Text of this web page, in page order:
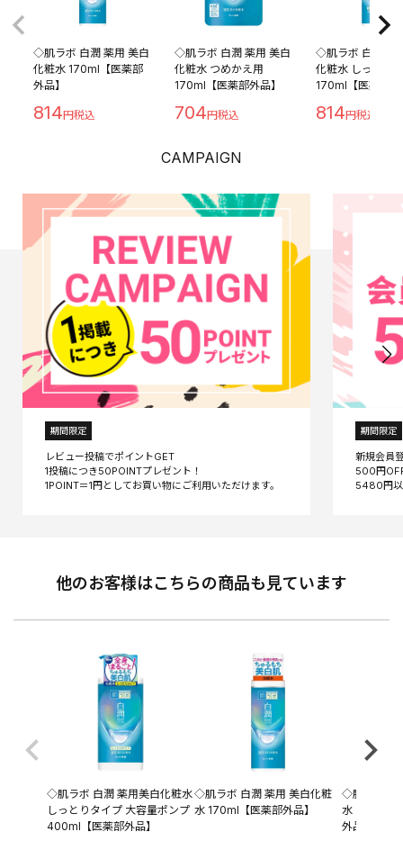
◇肌ラボ 白潤 薬用 美白
化粧水 170ml【医薬部
外品】
814
◇肌ラボ 白潤 薬用 美白
化粧水 つめかえ用
170ml【医薬部外品】
704
◇肌ラボ 白潤 薬
化粧水 しっとり
170ml【医薬部
814
CAMPAIGN
期間限定
レビュー投稿でポイントGET
1投稿につき50POINTプレゼント！
期間限定
新規会員
500円
他のお客様はこちらの商品も見ています
◇肌ラボ 白潤 薬用美白化粧水
しっとりタイプ 大容量ポンプ
400ml【医薬部外品】
◇肌ラボ 白潤 薬用 美白化粧
水 170ml【医薬部外品】
◇肌ラボ 白
水 つめかえ
外品】